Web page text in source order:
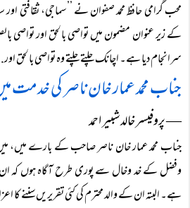
محب گرامی حافظ محمد صفوان نے ’’سماجی، ثقافتی اور
کے زیر عنوان مضمون میں تواصی بالحق اور تواصی
سرانجام دیا ہے۔ اچانک چلتے چلتے وہ تواصی بالحق
جناب محمد عمار خان ناصر کی خدمت
― پروفیسر خالد شبیر احمد
جناب محمد عمار خان ناصر صاحب کے بارے میں،
وفضل کے خد وخال سے پوری طرح آگاہ ہوں کہ ان
ہے۔ البتہ ان کے والد محترم کی کئی تقریریں سننے کا